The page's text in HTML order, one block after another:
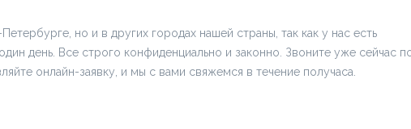
но и в других городах нашей страны, так как у нас есть
день. Все строго конфиденциально и законно. Звоните уже сейчас
онлайн-заявку, и мы с вами свяжемся в течение получаса.